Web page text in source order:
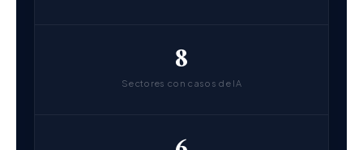
8
Sectores con casos de IA